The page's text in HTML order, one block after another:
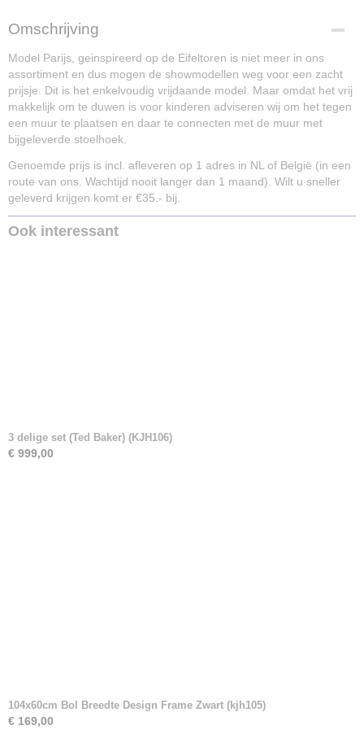
Omschrijving
Model Parijs, geinspireerd op de Eifeltoren is niet meer in ons
assortiment en dus mogen de showmodellen weg voor een zacht
prijsje. Dit is het enkelvoudig vrijdaande model. Maar omdat het vrij
makkelijk om te duwen is voor kinderen adviseren wij om het tegen
een muur te plaatsen en daar te connecten met de muur met
bijgeleverde stoelhoek.
Genoemde prijs is incl. afleveren op 1 adres in NL of België (in een
route van ons. Wachtijd nooit langer dan 1 maand). Wilt u sneller
geleverd krijgen komt er €35.- bij.
Ook interessant
3 delige set (Ted Baker) (KJH106)
€ 999,00
104x60cm Bol Breedte Design Frame Zwart (kjh105)
€ 169,00